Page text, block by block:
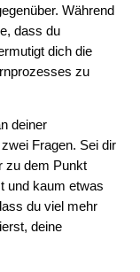
Während
dass du
dich die
zu
deiner
Fragen. Sei dir
zu dem Punkt
und kaum etwas
du viel mehr
deine